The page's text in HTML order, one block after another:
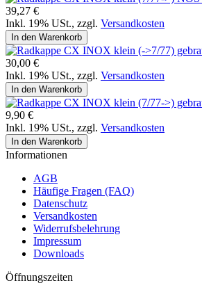
39,27 €
Inkl. 19% USt., zzgl. Versandkosten
In den Warenkorb
30,00 €
Inkl. 19% USt., zzgl. Versandkosten
In den Warenkorb
9,90 €
Inkl. 19% USt., zzgl. Versandkosten
In den Warenkorb
Informationen
AGB
Häufige Fragen (FAQ)
Datenschutz
Versandkosten
Widerrufsbelehrung
Impressum
Downloads
Öffnungszeiten